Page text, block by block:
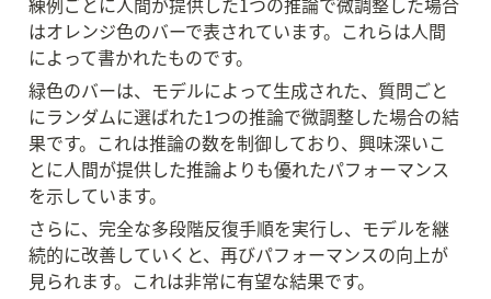
はオレンジ色のバーで表されています。これらは人間
によって書かれたものです。
緑色のバーは、モデルによって生成された、質問ごと
にランダムに選ばれた1つの推論で微調整した場合の結
果です。これは推論の数を制御しており、興味深いこ
とに人間が提供した推論よりも優れたパフォーマンス
を示しています。
さらに、完全な多段階反復手順を実行し、モデルを継
続的に改善していくと、再びパフォーマンスの向上が
見られます。これは非常に有望な結果です。